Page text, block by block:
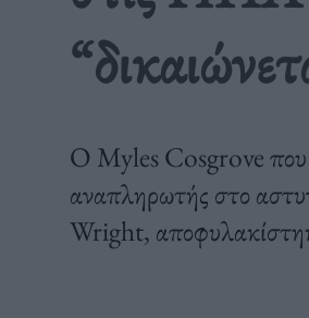
Ο Myles Cosgrove
αναπληρωτής στο
Wright,